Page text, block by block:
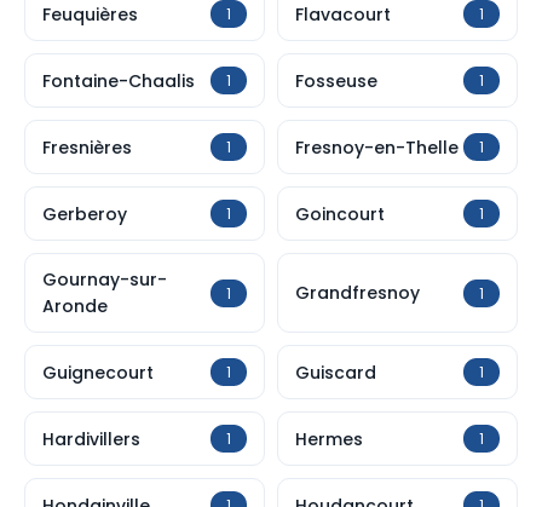
Feuquières 1 Flavacourt 1
Fontaine-Chaalis 1 Fosseuse 1
Fresnières 1 Fresnoy-en-Thelle 1
Gerberoy 1 Goincourt 1
Gournay-sur-
Aronde
1 Grandfresnoy 1
Guignecourt 1 Guiscard 1
Hardivillers 1 Hermes 1